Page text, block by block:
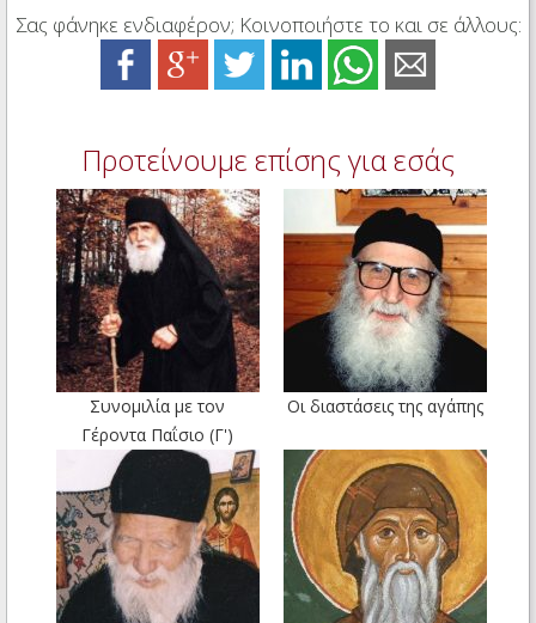
Σας φάνηκε ενδιαφέρον; Κοινοποιήστε το και σε άλλους:
Προτείνουμε επίσης για εσάς
Συνομιλία με τον
Γέροντα Παΐσιο (Γ')
Οι διαστάσεις της αγάπης